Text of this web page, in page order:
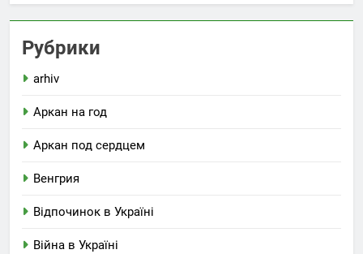
Рубрики
arhiv
Аркан на год
Аркан под сердцем
Венгрия
Відпочинок в Україні
Війна в Україні